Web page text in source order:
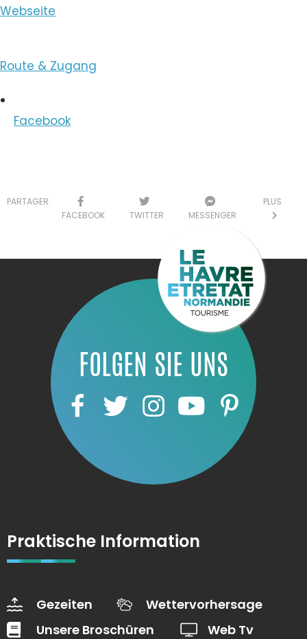
Webseite
Route & Zugang
Facebook
PARTAGER:
FACEBOOK
TWITTER MESSENGER
PLUS
FOLGEN SIE UNS
Praktische Information
Gezeiten
Wettervorhersage
Unsere Broschüren
Web Tv